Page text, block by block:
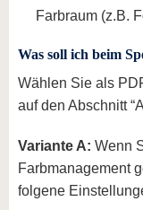
Farbraum (z.B.
Was soll ich beim
Wählen Sie als
auf den Abschnitt
Variante A: Wenn
Farbmanagement
folgene